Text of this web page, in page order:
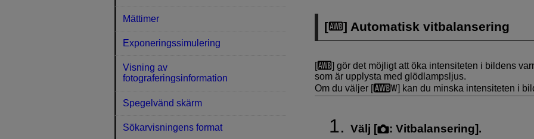
[ ] Automatisk vitbalansering
[
] gör det möjligt att öka intensiteten i bildens
som är upplysta med glödlampsljus.
Om du väljer [
] kan du minska intensiteten i
Välj [ : Vitbalansering].
Mättimer
Exponeringssimulering
Visning av
fotograferingsinformation
Spegelvänd skärm
Sökarvisningens format